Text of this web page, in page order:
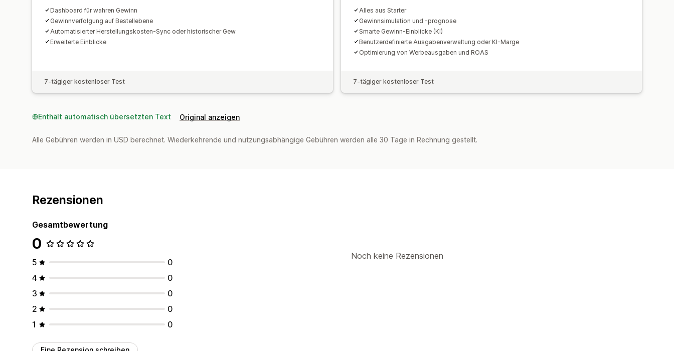
Dashboard für wahren Gewinn
Gewinnverfolgung auf Bestellebene
Automatisierter Herstellungskosten-Sync oder historischer Gew
Erweiterte Einblicke
7-tägiger kostenloser Test
Alles aus Starter
Gewinnsimulation und -prognose
Smarte Gewinn-Einblicke (KI)
Benutzerdefinierte Ausgabenverwaltung oder KI-Marge
Optimierung von Werbeausgaben und ROAS
7-tägiger kostenloser Test
Enthält automatisch übersetzten Text Original anzeigen
Alle Gebühren werden in USD berechnet. Wiederkehrende und nutzungsabhängige Gebühren werden alle 30 Tage in Rechnung gestellt.
Rezensionen
Gesamtbewertung
0
5
0
4
0
3
0
2
0
1
0
Noch keine Rezensionen